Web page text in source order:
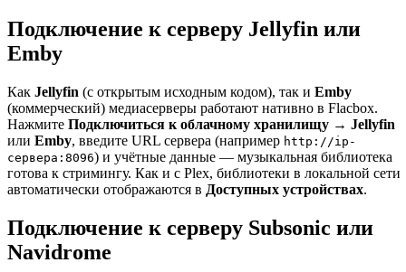
Подключение к серверу Jellyfin или
Emby
Как Jellyfin (с открытым исходным кодом), так и Emby
(коммерческий) медиасерверы работают нативно в Flacbox.
Нажмите Подключиться к облачному хранилищу → Jellyfin
или Emby, введите URL сервера (например http://ip-
сервера:8096) и учётные данные — музыкальная библиотека
готова к стримингу. Как и с Plex, библиотеки в локальной сети
автоматически отображаются в Доступных устройствах.
Подключение к серверу Subsonic или
Navidrome